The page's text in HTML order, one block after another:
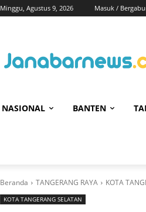
Minggu, Agustus 9, 2026 Masuk /
NASIONAL BANTEN
Beranda TANGERANG RAYA KOTA
KOTA TANGERANG SELATAN